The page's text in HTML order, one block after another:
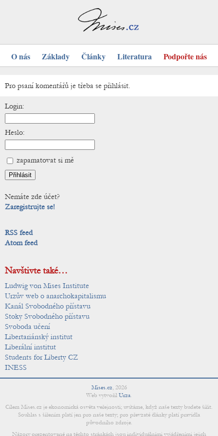
O nás Základy Články Literatura Podpořte nás
Pro psaní komentářů je třeba se přihlásit.
Login:
Heslo:
zapamatovat si mě
Nemáte zde účet?
Zaregistrujte se!
RSS feed
Atom feed
Navštivte také…
Ludwig von Mises Institute
Urzův web o anarchokapitalismu
Kanál Svobodného přístavu
Stoky Svobodného přístavu
Svoboda učení
Libertariánský institut
Liberální institut
Students for Liberty CZ
INESS
Mises.cz, 2026
Web vytvořil Urza.
Cílem Mises.cz je ekonomická osvěta veřejnosti; uvítáme, když naše texty budete šířit.
Souhlas s šířením platí jen pro naše texty; pro převzaté články platí pravidla
původního zdroje.
Názory prezentované na těchto stránkách jsou individuálními vyjádřeními jejich